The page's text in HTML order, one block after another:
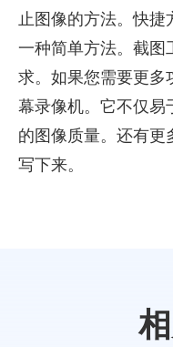
止图像的方法。快
一种简单方法。截图
求。如果您需要更多
幕录像机。它不仅易
的图像质量。还有更
写下来。